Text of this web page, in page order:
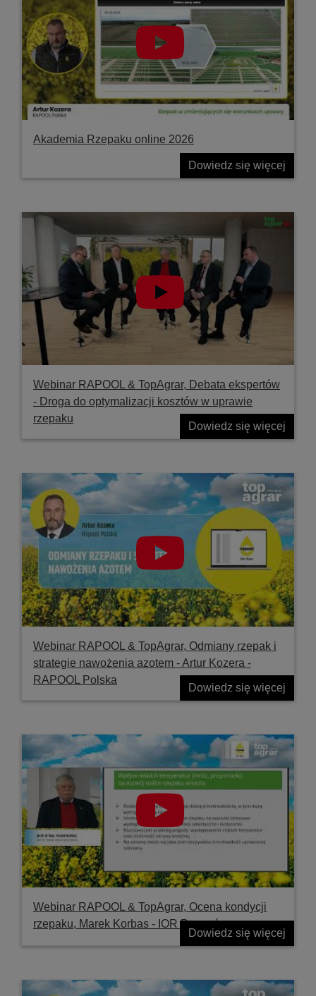
Akademia Rzepaku online 2026
Dowiedz się więcej
Webinar RAPOOL & TopAgrar, Debata ekspertów
- Droga do optymalizacji kosztów w uprawie
rzepaku
Dowiedz się więcej
Webinar RAPOOL & TopAgrar, Odmiany rzepak i
strategie nawożenia azotem - Artur Kozera -
RAPOOL Polska
Dowiedz się więcej
Webinar RAPOOL & TopAgrar, Ocena kondycji
rzepaku, Marek Korbas - IOR Poznań
Dowiedz się więcej